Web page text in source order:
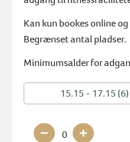
Kan kun bookes online
Begrænset antal pladser.
Minimumsalder for
15.15 - 17.15 (6)
0